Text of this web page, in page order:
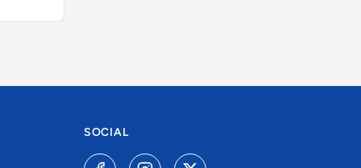
SOCIAL